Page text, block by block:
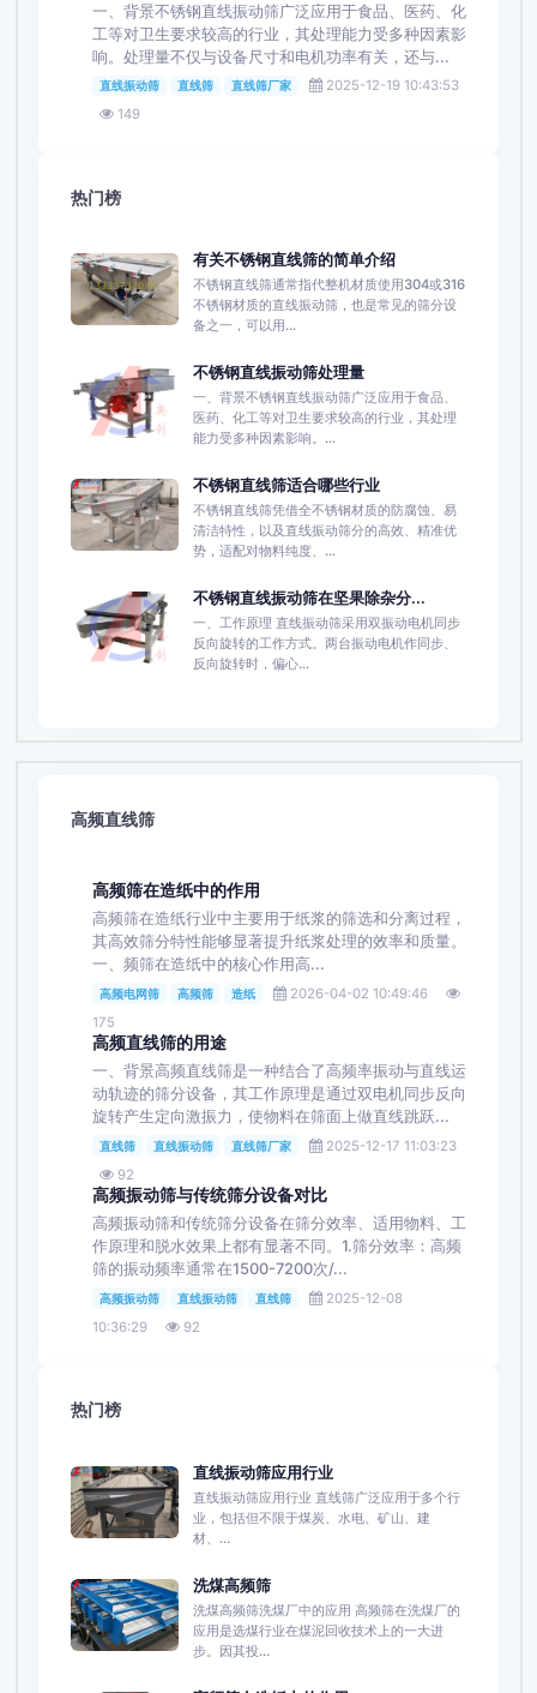
一、背景不锈钢直线振动筛广泛应用于食品、医药、化
工等对卫生要求较高的行业，其处理能力受多种因素影
响。处理量不仅与设备尺寸和电机功率有关，还与...
直线振动筛 直线筛 直线筛厂家
2025-12-19 10:43:53
149
热门榜
有关不锈钢直线筛的简单介绍
不锈钢直线筛通常指代整机材质使用304或316
不锈钢材质的直线振动筛，也是常见的筛分设
备之一，可以用...
不锈钢直线振动筛处理量
一、背景不锈钢直线振动筛广泛应用于食品、
医药、化工等对卫生要求较高的行业，其处理
能力受多种因素影响。...
不锈钢直线筛适合哪些行业
不锈钢直线筛凭借全不锈钢材质的防腐蚀、易
清洁特性，以及直线振动筛分的高效、精准优
势，适配对物料纯度、...
不锈钢直线振动筛在坚果除杂分...
一、工作原理 直线振动筛采用双振动电机同步
反向旋转的工作方式。两台振动电机作同步、
反向旋转时，偏心...
高频直线筛
高频筛在造纸中的作用
高频筛在造纸行业中主要用于纸浆的筛选和分离过程，
其高效筛分特性能够显著提升纸浆处理的效率和质量。
一、频筛在造纸中的核心作用高...
高频电网筛 高频筛 造纸
2026-04-02 10:49:46
175
高频直线筛的用途
一、背景高频直线筛是一种结合了高频率振动与直线运
动轨迹的筛分设备，其工作原理是通过双电机同步反向
旋转产生定向激振力，使物料在筛面上做直线跳跃...
直线筛 直线振动筛 直线筛厂家
2025-12-17 11:03:23
92
高频振动筛与传统筛分设备对比
高频振动筛和传统筛分设备在筛分效率、适用物料、工
作原理和脱水效果上都有显著不同。1.筛分效率‌：高频
筛的振动频率通常在1500-7200次/...
高频振动筛 直线振动筛 直线筛
2025-12-08
10:36:29
92
热门榜
直线振动筛应用行业
直线振动筛应用行业 直线筛广泛应用于多个行
业，‌包括但不限于煤炭、‌水电、‌矿山、‌建
材、‌...
洗煤高频筛
洗煤高频筛洗煤厂中的应用 高频筛在洗煤厂的
应用是选煤行业在煤泥回收技术上的一大进
步。因其投...